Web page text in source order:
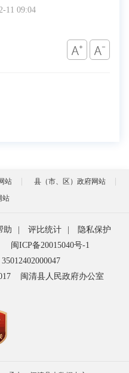
11 09:04
站
县（市、区）政府网站
站
助 评比统计
隐私保护
闽ICP备20015040号-1
35012402000047
闽清县人民政府办公室